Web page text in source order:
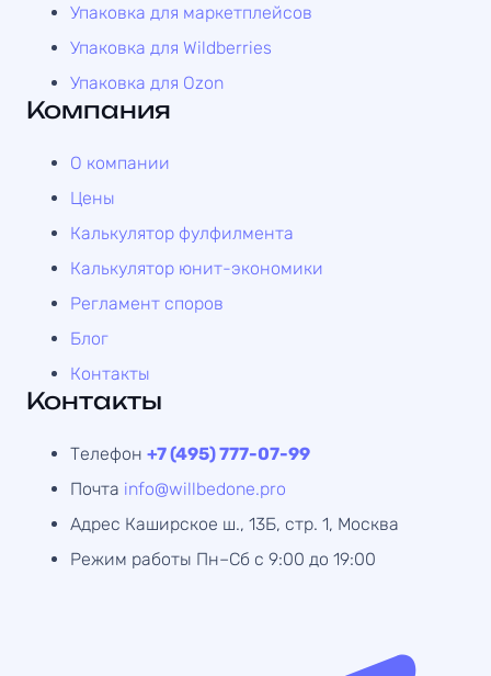
Упаковка для маркетплейсов
Упаковка для Wildberries
Упаковка для Ozon
Компания
О компании
Цены
Калькулятор фулфилмента
Калькулятор юнит-экономики
Регламент споров
Блог
Контакты
Контакты
Телефон +7 (495) 777-07-99
Почта info@willbedone.pro
Адрес Каширское ш., 13Б, стр. 1, Москва
Режим работы Пн–Сб с 9:00 до 19:00